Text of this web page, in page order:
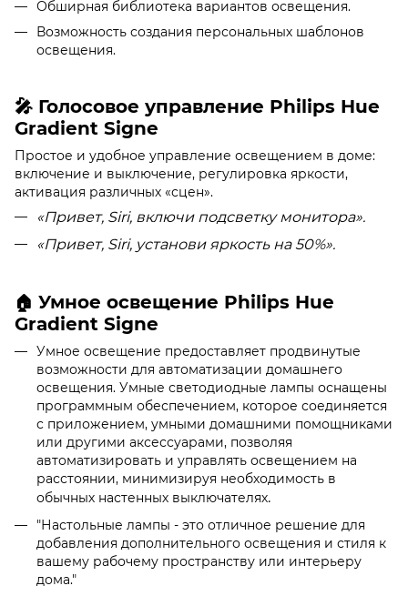
Обширная библиотека вариантов освещения.
Возможность создания персональных шаблонов
освещения.
🎤 Голосовое управление Philips Hue
Gradient Signe
Простое и удобное управление освещением в доме:
включение и выключение, регулировка яркости,
активация различных «сцен».
«Привет, Siri, включи подсветку монитора».
«Привет, Siri, установи яркость на 50%».
🏠 Умное освещение Philips Hue
Gradient Signe
Умное освещение предоставляет продвинутые
возможности для автоматизации домашнего
освещения. Умные светодиодные лампы оснащены
программным обеспечением, которое соединяется
с приложением, умными домашними помощниками
или другими аксессуарами, позволяя
автоматизировать и управлять освещением на
расстоянии, минимизируя необходимость в
обычных настенных выключателях.
"Настольные лампы - это отличное решение для
добавления дополнительного освещения и стиля к
вашему рабочему пространству или интерьеру
дома."